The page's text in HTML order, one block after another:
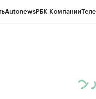
AutonewsРБК Компании